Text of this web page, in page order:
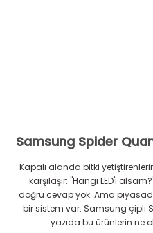
Kapalı alanda bitki
karşılaşır: "Hangi LED'i
doğru cevap yok. Ama
bir sistem var: Samsung çipli
yazıda bu ürünlerin ne